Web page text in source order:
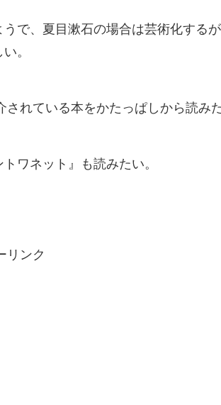
で、夏目漱石の場合は芸術化する
。
れている本をかたっぱしから読みた
ワネット』も読みたい。
リンク